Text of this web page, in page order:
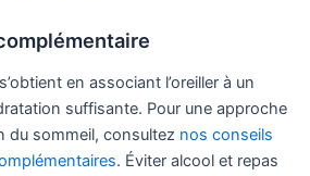
en associant l’oreiller à un
suffisante. Pour une approche
du sommeil, consultez nos conseils
. Éviter alcool et repas